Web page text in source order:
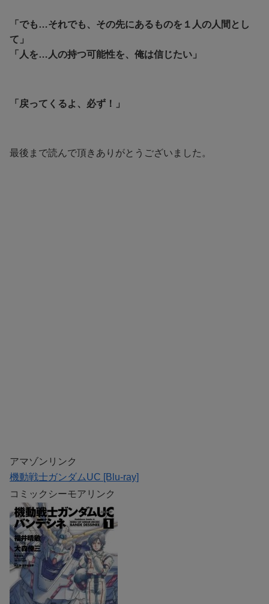
「でも…それでも、その先にあるものを１人の人間とし
て」
「人を…人の持つ可能性を、俺は信じたい」
「戻ってくるよ、必ず！」
最後まで読んで頂きありがとうございました。
アマゾンリンク
機動戦士ガンダムUC [Blu-ray]
コミックシーモアリンク